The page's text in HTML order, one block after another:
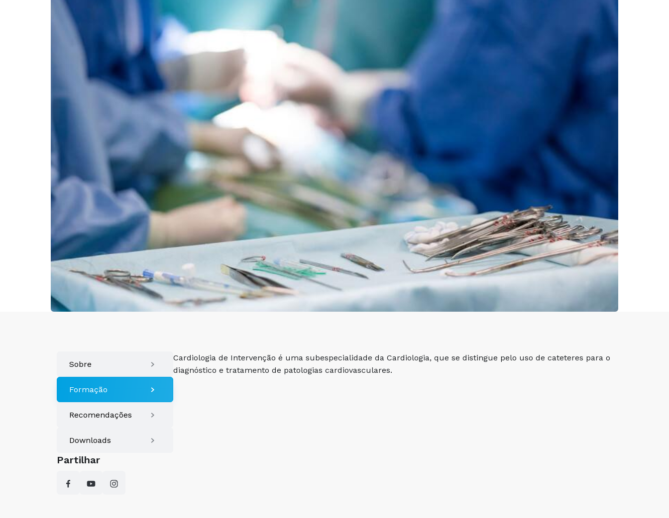
Sobre
Formação
Recomendações
Downloads
Partilhar
Cardiologia de Intervenção é uma subespecialidade da Cardiologia, que se distingue pelo uso de cateteres para o
diagnóstico e tratamento de patologias cardiovasculares.